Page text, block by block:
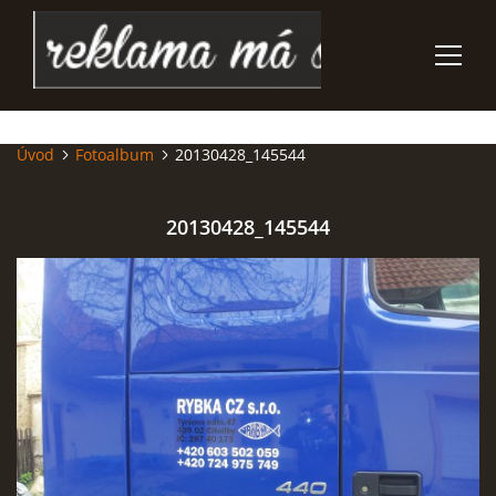
ÚVOD
REKLAMNÍ - DÁRKOVÉ PŘEDMĚTY
POLEPY VOZIDEL
SUBLIMAČNÍ NÁŠIVKY
Úvod Fotoalbum 20130428_145544
20130428_145544